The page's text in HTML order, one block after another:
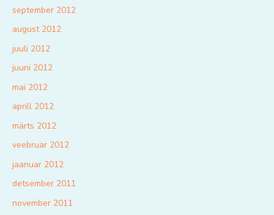
september 2012
august 2012
juuli 2012
juuni 2012
mai 2012
aprill 2012
märts 2012
veebruar 2012
jaanuar 2012
detsember 2011
november 2011